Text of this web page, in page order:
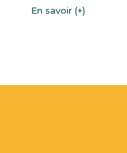
En savoir (+)